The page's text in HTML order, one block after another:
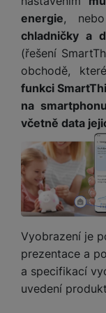
získaná pomocí
anonymně, takže
uživatele našeho
Marketingové
abychom vám
na našich
energie,
chladničky a
(řešení
obchodě,
funkci
na
včetně data
Vyobrazení je
prezentace a
a specifikací
uvedení